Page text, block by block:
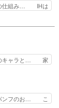
の仕組み… IHは
争で滅びた母
で保護猫ちゃ
のところ当初の
多めだと当たり
できた作品だ
のキャラと… 家
び直す… )だ
ジー… でもそ
マホ… オーブン
ん… 「うわぁ、
パンフのお… こ